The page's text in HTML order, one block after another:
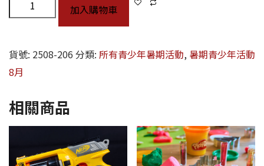
加入購物車
貨號: 2508-206 分類: 所有青少年暑期活動, 暑期青少年活動
8月
相關商品